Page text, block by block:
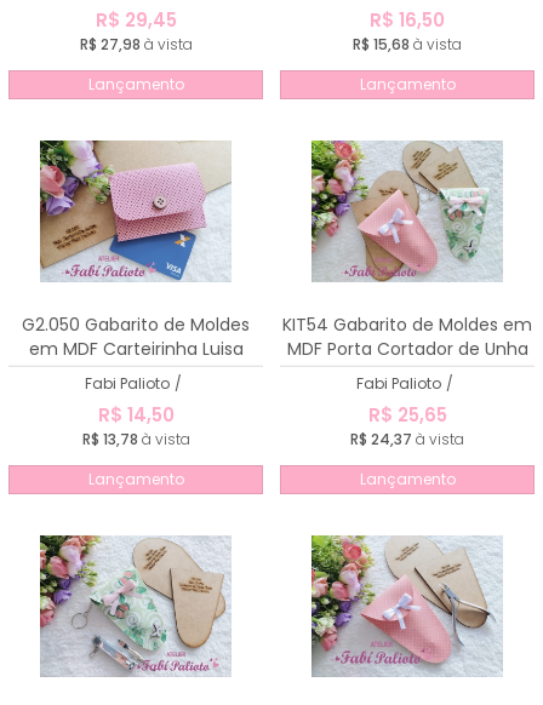
R$ 29,45
R$ 27,98 à vista
Lançamento
R$ 16,50
R$ 15,68 à vista
Lançamento
G2.050 Gabarito de Moldes
em MDF Carteirinha Luisa
porta cartão
Fabi Palioto /
R$ 14,50
R$ 13,78 à vista
Lançamento
KIT54 Gabarito de Moldes em
MDF Porta Cortador de Unha
Clean + Porta Alicate de Unha
Clean
Fabi Palioto /
R$ 25,65
R$ 24,37 à vista
Lançamento